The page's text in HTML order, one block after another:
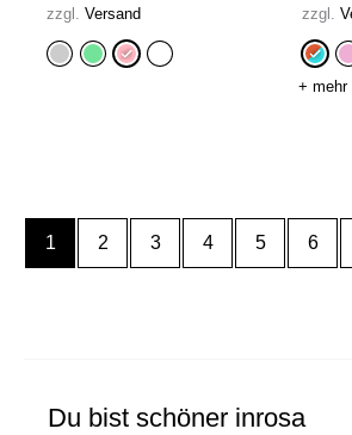
zzgl.Versand
zzgl.
+ mehr
1 2 3 4 5 6
Du bist schöner inrosa